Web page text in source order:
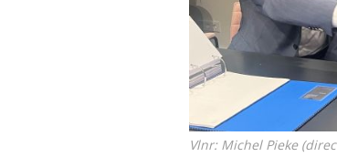
Vlnr: Michel Pieke